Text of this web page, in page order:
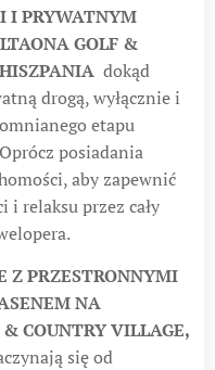
I PRYWATNYM
GOLF &
dokąd
drogą, wyłącznie i
etapu
posiadania
aby zapewnić
i relaksu przez cały
Z PRZESTRONNYMI
NA
COUNTRY VILLAGE,
się od